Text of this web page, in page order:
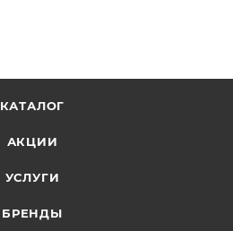
КАТАЛОГ
АКЦИИ
УСЛУГИ
БРЕНДЫ